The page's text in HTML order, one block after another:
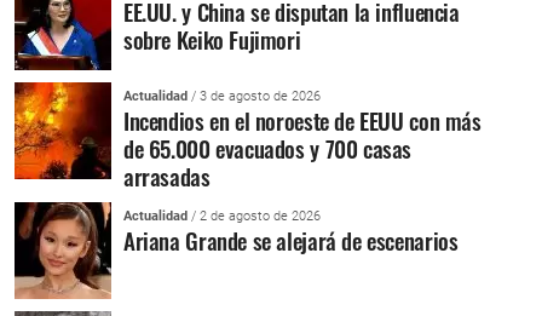
EE.UU. y China se disputan la influencia
sobre Keiko Fujimori
Actualidad / 3 de agosto de 2026
Incendios en el noroeste de EEUU con más
de 65.000 evacuados y 700 casas
arrasadas
Actualidad / 2 de agosto de 2026
Ariana Grande se alejará de escenarios